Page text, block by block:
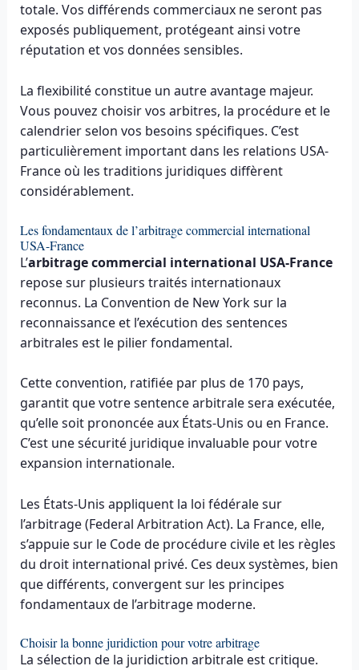
totale. Vos différends commerciaux ne seront pas
exposés publiquement, protégeant ainsi votre
réputation et vos données sensibles.
La flexibilité constitue un autre avantage majeur.
Vous pouvez choisir vos arbitres, la procédure et le
calendrier selon vos besoins spécifiques. C’est
particulièrement important dans les relations USA-
France où les traditions juridiques diffèrent
considérablement.
Les fondamentaux de l’arbitrage commercial international
USA-France
L’arbitrage commercial international USA-France
repose sur plusieurs traités internationaux
reconnus. La Convention de New York sur la
reconnaissance et l’exécution des sentences
arbitrales est le pilier fondamental.
Cette convention, ratifiée par plus de 170 pays,
garantit que votre sentence arbitrale sera exécutée,
qu’elle soit prononcée aux États-Unis ou en France.
C’est une sécurité juridique invaluable pour votre
expansion internationale.
Les États-Unis appliquent la loi fédérale sur
l’arbitrage (Federal Arbitration Act). La France, elle,
s’appuie sur le Code de procédure civile et les règles
du droit international privé. Ces deux systèmes, bien
que différents, convergent sur les principes
fondamentaux de l’arbitrage moderne.
Choisir la bonne juridiction pour votre arbitrage
La sélection de la juridiction arbitrale est critique.